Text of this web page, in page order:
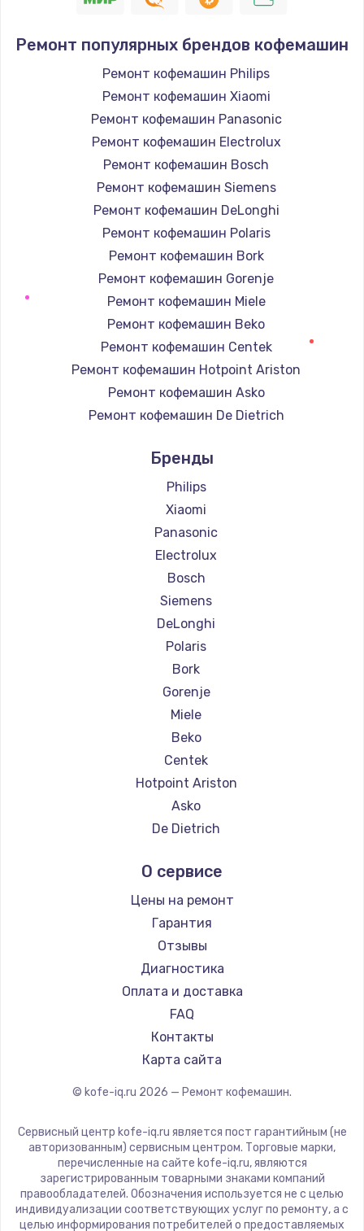
Ремонт популярных брендов кофемашин
Ремонт кофемашин Philips
Ремонт кофемашин Xiaomi
Ремонт кофемашин Panasonic
Ремонт кофемашин Electrolux
Ремонт кофемашин Bosch
Ремонт кофемашин Siemens
Ремонт кофемашин DeLonghi
Ремонт кофемашин Polaris
Ремонт кофемашин Bork
Ремонт кофемашин Gorenje
Ремонт кофемашин Miele
Ремонт кофемашин Beko
Ремонт кофемашин Centek
Ремонт кофемашин Hotpoint Ariston
Ремонт кофемашин Asko
Ремонт кофемашин De Dietrich
Ремонт кофемашин Ascaso
Ремонт кофемашин Jura
Ремонт кофемашин Olympia
Ремонт кофемашин Saeco
Ремонт кофемашин La Cimbali
Ремонт кофемашин WMF
Ремонт кофемашин Yamaguchi
Ремонт кофемашин Nivona
Ремонт кофемашин Astoria
Ремонт кофемашин JVC
Ремонт кофемашин Ariston
Ремонт кофемашин Grundig
Ремонт кофемашин ROCKET MOZZAFIATO
Ремонт кофемашин Vivitek
Ремонт кофемашин Thomson
Ремонт кофемашин Hisense
Ремонт кофемашин DELTA
Ремонт кофемашин Kyvol
Ремонт кофемашин RED solution
Ремонт кофемашин Bravilor Bonamat
Ремонт кофемашин Vard
Ремонт кофемашин Tuvio
Ремонт кофемашин Carrera
Ремонт кофемашин Supra
Бренды
Philips
Xiaomi
Panasonic
Electrolux
Bosch
Siemens
DeLonghi
Polaris
Bork
Gorenje
Miele
Beko
Centek
Hotpoint Ariston
Asko
De Dietrich
Ascaso
Jura
Olympia
Saeco
La Cimbali
WMF
Yamaguchi
Nivona
Astoria
ROCKET MOZZAFIATO
Vivitek
Thomson
Hisense
О сервисе
Цены на ремонт
Гарантия
Отзывы
Диагностика
Оплата и доставка
FAQ
Контакты
Карта сайта
© kofe-iq.ru 2026 — Ремонт кофемашин.
Сервисный центр kofe-iq.ru является пост гарантийным (не
авторизованным) сервисным центром. Торговые марки,
перечисленные на сайте kofe-iq.ru, являются
зарегистрированным товарными знаками компаний
правообладателей. Обозначения используется не с целью
индивидуализации соответствующих услуг по ремонту, а с
целью информирования потребителей о предоставляемых